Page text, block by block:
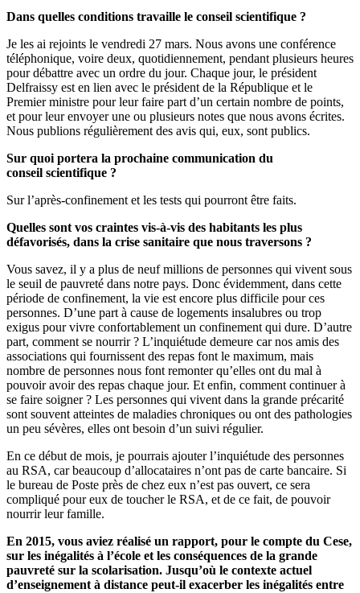
Dans quelles conditions travaille le conseil scientifique ?
Je les ai rejoints le vendredi 27 mars. Nous avons une conférence
téléphonique, voire deux, quotidiennement, pendant plusieurs heures
pour débattre avec un ordre du jour. Chaque jour, le président
Delfraissy est en lien avec le président de la République et le
Premier ministre pour leur faire part d’un certain nombre de points,
et pour leur envoyer une ou plusieurs notes que nous avons écrites.
Nous publions régulièrement des avis qui, eux, sont publics.
Sur quoi portera la prochaine communication du
conseil scientifique ?
Sur l’après-confinement et les tests qui pourront être faits.
Quelles sont vos craintes vis-à-vis des habitants les plus
défavorisés, dans la crise sanitaire que nous traversons ?
Vous savez, il y a plus de neuf millions de personnes qui vivent sous
le seuil de pauvreté dans notre pays. Donc évidemment, dans cette
période de confinement, la vie est encore plus difficile pour ces
personnes. D’une part à cause de logements insalubres ou trop
exigus pour vivre confortablement un confinement qui dure. D’autre
part, comment se nourrir ? L’inquiétude demeure car nos amis des
associations qui fournissent des repas font le maximum, mais
nombre de personnes nous font remonter qu’elles ont du mal à
pouvoir avoir des repas chaque jour. Et enfin, comment continuer à
se faire soigner ? Les personnes qui vivent dans la grande précarité
sont souvent atteintes de maladies chroniques ou ont des pathologies
un peu sévères, elles ont besoin d’un suivi régulier.
En ce début de mois, je pourrais ajouter l’inquiétude des personnes
au RSA, car beaucoup d’allocataires n’ont pas de carte bancaire. Si
le bureau de Poste près de chez eux n’est pas ouvert, ce sera
compliqué pour eux de toucher le RSA, et de ce fait, de pouvoir
nourrir leur famille.
En 2015, vous aviez réalisé un rapport, pour le compte du Cese,
sur les inégalités à l’école et les conséquences de la grande
pauvreté sur la scolarisation. Jusqu’où le contexte actuel
d’enseignement à distance peut-il exacerber les inégalités entre